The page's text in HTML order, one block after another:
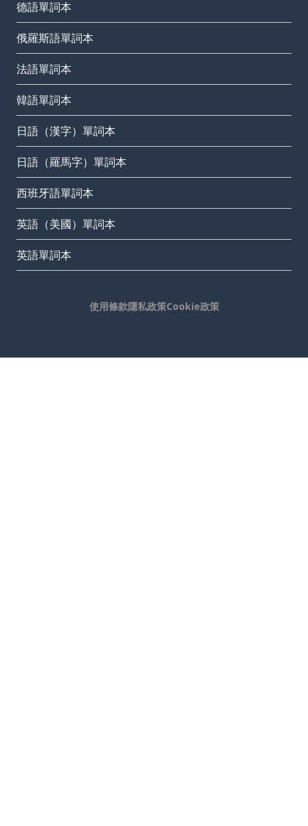
德語單詞本
俄羅斯語單詞本
法語單詞本
韓語單詞本
日語（漢字）單詞本
日語（羅馬字）單詞本
西班牙語單詞本
英語（美國）單詞本
英語單詞本
使用條款隱私政策Cookie政策